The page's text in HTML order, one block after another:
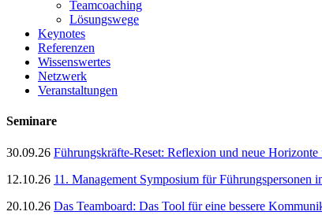
Teamcoaching
Lösungswege
Keynotes
Referenzen
Wissenswertes
Netzwerk
Veranstaltungen
Seminare
30.09.26 Führungskräfte-Reset: Reflexion und neue
12.10.26 11. Management Symposium für Führungspersonen
20.10.26 Das Teamboard: Das Tool für eine bessere